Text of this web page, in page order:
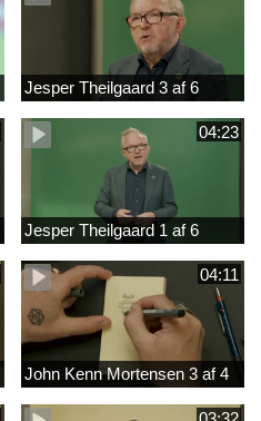
Jesper Theilgaard 3 af 6
04:23
Jesper Theilgaard 1 af 6
04:11
John Kenn Mortensen 3 af 4